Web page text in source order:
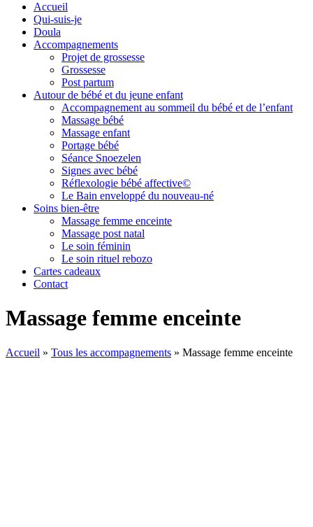
Accueil
Qui-suis-je
Doula
Accompagnements
Projet de grossesse
Grossesse
Post partum
Autour de bébé et du jeune enfant
Accompagnement au sommeil du bébé et de l’enfant
Massage bébé
Massage enfant
Portage bébé
Séance Snoezelen
Signes avec bébé
Réflexologie bébé affective©
Le Bain enveloppé du nouveau-né
Soins bien-être
Massage femme enceinte
Massage post natal
Le soin féminin
Le soin rituel rebozo
Cartes cadeaux
Contact
Massage femme enceinte
Accueil » Tous les accompagnements » Massage femme enceinte